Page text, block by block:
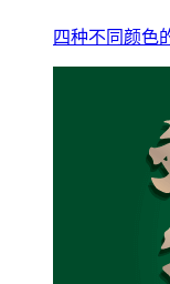
四种不同颜色